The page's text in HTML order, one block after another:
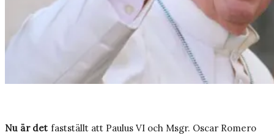
Nu är det fastställt att Paulus VI och Msgr. Oscar Romero